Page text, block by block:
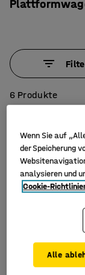
6 Produkte
Verfügbar in
Ausführungen
Plattformwagen
TRANSFER mit 1
Wenn Sie auf
der Speicherung
analysieren und
Cookie-
Alle